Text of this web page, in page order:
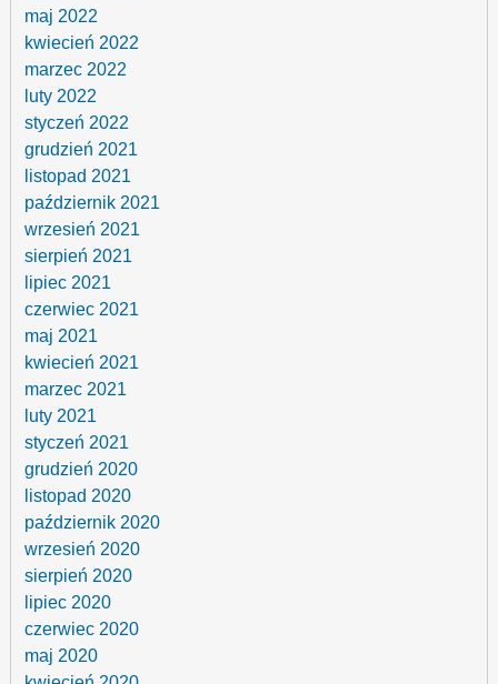
maj 2022
kwiecień 2022
marzec 2022
luty 2022
styczeń 2022
grudzień 2021
listopad 2021
październik 2021
wrzesień 2021
sierpień 2021
lipiec 2021
czerwiec 2021
maj 2021
kwiecień 2021
marzec 2021
luty 2021
styczeń 2021
grudzień 2020
listopad 2020
październik 2020
wrzesień 2020
sierpień 2020
lipiec 2020
czerwiec 2020
maj 2020